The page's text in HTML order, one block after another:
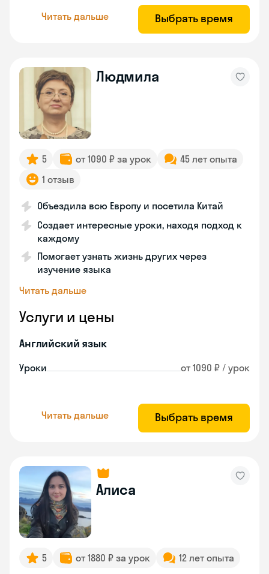
Читать дальше Выбрать время
Людмила
5 от 1090 ₽ за урок
45 лет опыта
1 отзыв
Объездила всю Европу и посетила Китай
Создает интересные уроки, находя подход к
каждому
Помогает узнать жизнь других через
изучение языка
Читать дальше
Услуги и цены
Английский язык
Уроки от 1090 ₽ / урок
Читать дальше Выбрать время
Алиса
5 от 1880 ₽ за урок 12 лет опыта